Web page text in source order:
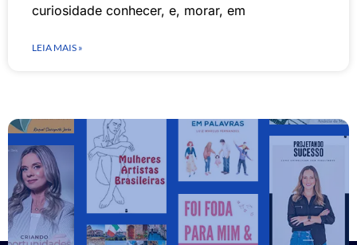
curiosidade conhecer, e, morar, em
LEIA MAIS »